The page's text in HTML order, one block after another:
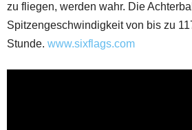
zu fliegen, werden wahr. Die
Spitzengeschwindigkeit von bis zu
Stunde. www.sixflags.com